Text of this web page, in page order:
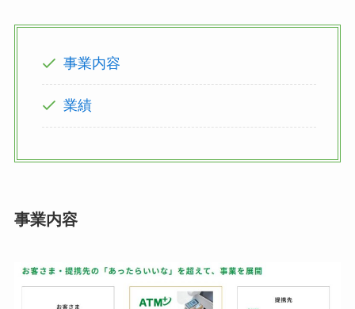
事業内容
業績
事業内容